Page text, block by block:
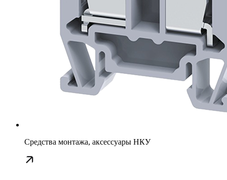
Средства монтажа, аксессуары НКУ